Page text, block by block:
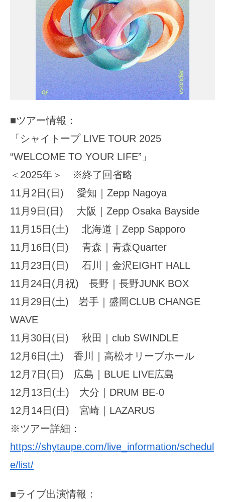
■ツアー情報：
「シャイトープ LIVE TOUR 2025
“WELCOME TO YOUR LIFE”」
＜2025年＞ ※終了回省略
11月2日(日) 愛知｜Zepp Nagoya
11月9日(日) 大阪｜Zepp Osaka Bayside
11月15日(土) 北海道｜Zepp Sapporo
11月16日(日) 青森｜青森Quarter
11月23日(日) 石川｜金沢EIGHT HALL
11月24日(月祝) 長野｜長野JUNK BOX
11月29日(土) 岩手｜盛岡CLUB CHANGE
WAVE
11月30日(日) 秋田｜club SWINDLE
12月6日(土) 香川｜高松オリーブホール
12月7日(日) 広島｜BLUE LIVE広島
12月13日(土) 大分｜DRUM BE-0
12月14日(日) 宮崎｜LAZARUS
※ツアー詳細：
https://shytaupe.com/live_information/schedul
e/list/
■ライブ出演情報：